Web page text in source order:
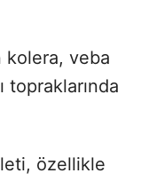
kolera, veba
topraklarında
özellikle